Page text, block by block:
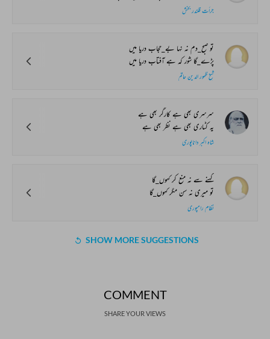
جرأت قلندر بخش
تو صبح_دم نہ نہا بے_حجاب دریا میں
پڑے_گا شور کہ ہے آفتاب دریا میں
شیخ ظہور الدین حاتم
سرسری بھی ہے کارگر بھی ہے
یہ کٹاری بھی ہے نظر بھی ہے
شاہ اکبر داناپوری
کہنے سے نہ منع کر کہوں_گا
تو میری نہ سن مگر کہوں_گا
نظام رامپوری
SHOW MORE SUGGESTIONS
COMMENT
SHARE YOUR VIEWS